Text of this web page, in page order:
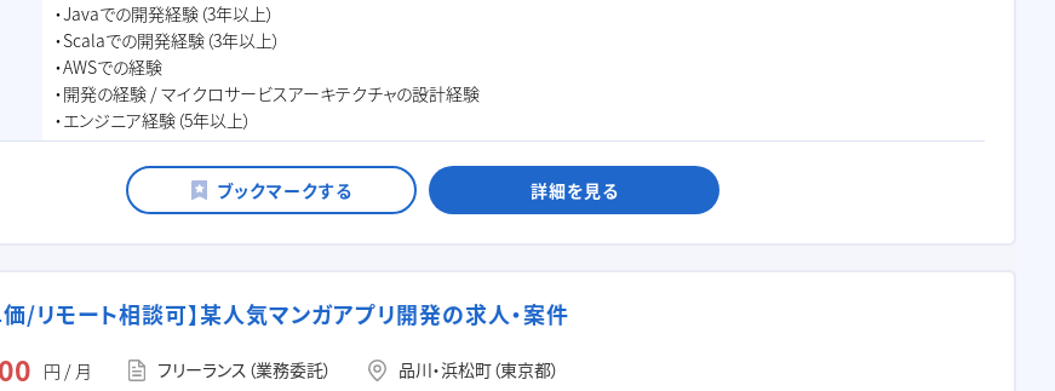
・Javaでの開発経験（3年以上）
・Scalaでの開発経験（3年以上）
・AWSでの経験
・開発の経験 / マイクロサービスアーキテクチャの設計経験
・エンジニア経験（5年以上）
詳細を見る
/リモート相談可】某人気マンガアプリ開発の求人・案件
円 / 月 フリーランス（業務委託） 品川・浜松町（東京都）